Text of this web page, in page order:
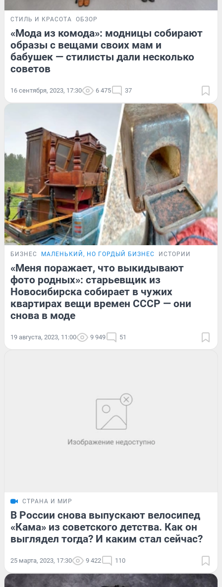
СТИЛЬ И КРАСОТА ОБЗОР
«Мода из комода»: модницы собирают
образы с вещами своих мам и
бабушек — стилисты дали несколько
советов
16 сентября, 2023, 17:30 6 475 37
БИЗНЕС МАЛЕНЬКИЙ, НО ГОРДЫЙ БИЗНЕС ИСТОРИИ
«Меня поражает, что выкидывают
фото родных»: старьевщик из
Новосибирска собирает в чужих
квартирах вещи времен СССР — они
снова в моде
19 августа, 2023, 11:00 9 949 51
СТРАНА И МИР
В России снова выпускают велосипед
«Кама» из советского детства. Как он
выглядел тогда? И каким стал сейчас?
25 марта, 2023, 17:30 9 422 110